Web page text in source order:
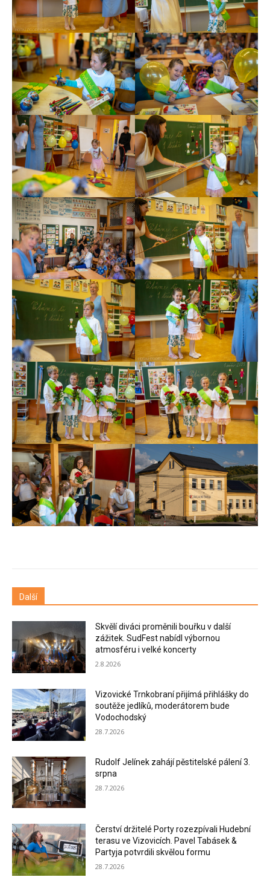
Další
Skvělí diváci proměnili bouřku v další
zážitek. SudFest nabídl výbornou
atmosféru i velké koncerty
2.8.2026
Vizovické Trnkobraní přijímá přihlášky do
soutěže jedlíků, moderátorem bude
Vodochodský
28.7.2026
Rudolf Jelínek zahájí pěstitelské pálení 3.
srpna
28.7.2026
Čerství držitelé Porty rozezpívali Hudební
terasu ve Vizovicích. Pavel Tabásek &
Partyja potvrdili skvělou formu
28.7.2026